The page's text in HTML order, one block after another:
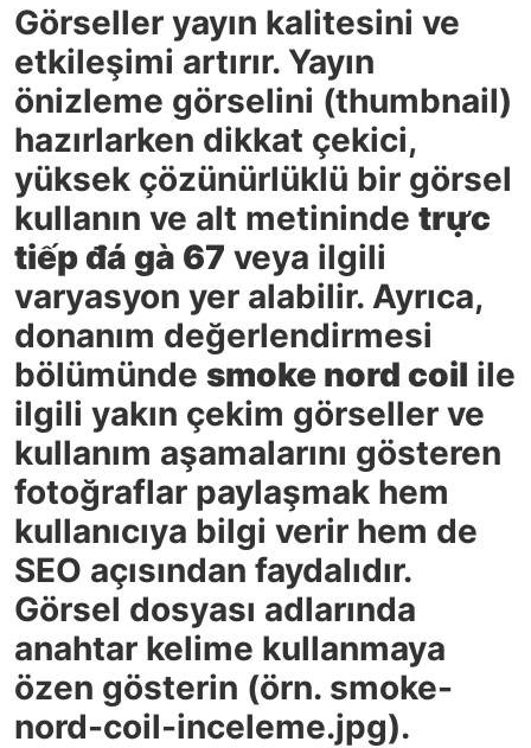
Görseller yayın kalitesini ve
etkileşimi artırır. Yayın
önizleme görselini (thumbnail)
hazırlarken dikkat çekici,
yüksek çözünürlüklü bir görsel
kullanın ve alt metininde trực
tiếp đá gà 67 veya ilgili
varyasyon yer alabilir. Ayrıca,
donanım değerlendirmesi
bölümünde smoke nord coil ile
ilgili yakın çekim görseller ve
kullanım aşamalarını gösteren
fotoğraflar paylaşmak hem
kullanıcıya bilgi verir hem de
SEO açısından faydalıdır.
Görsel dosyası adlarında
anahtar kelime kullanmaya
özen gösterin (örn. smoke-
nord-coil-inceleme.jpg).